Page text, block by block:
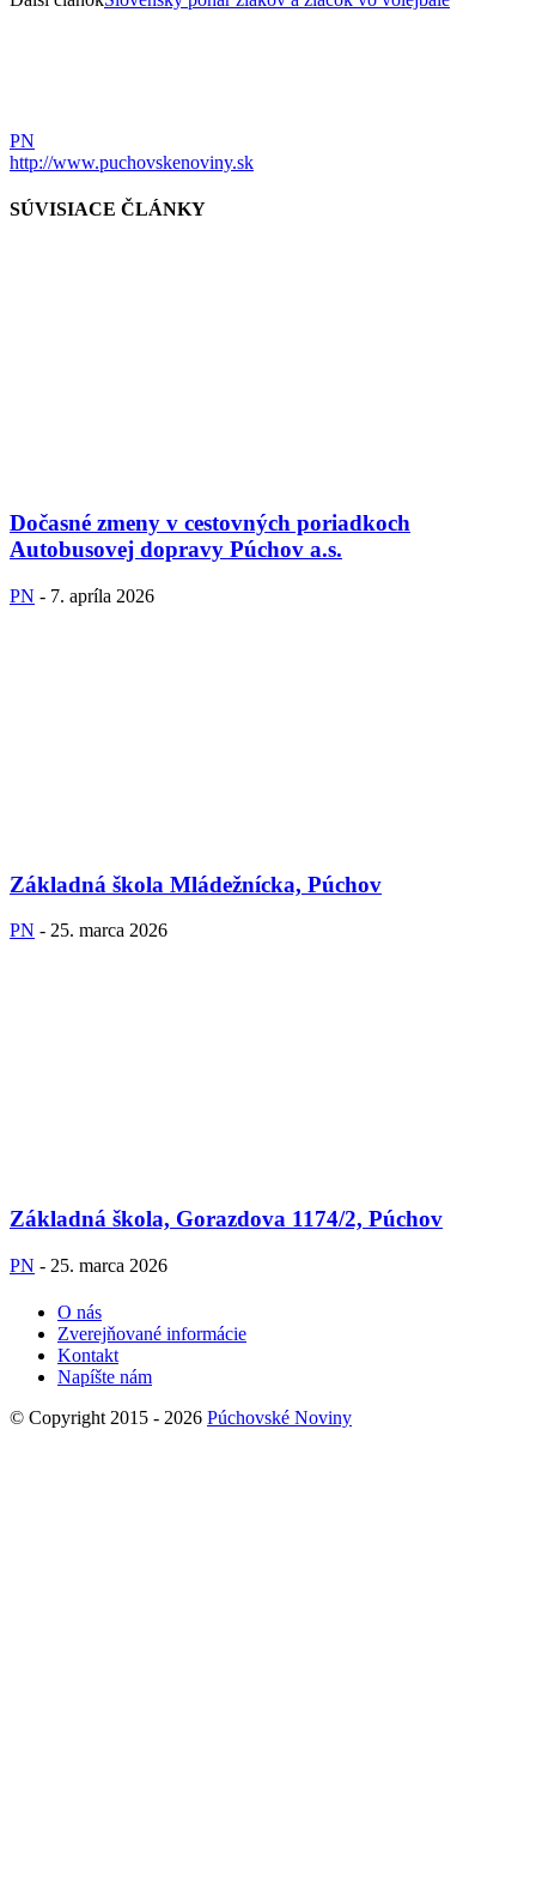
PN
http://www.puchovskenoviny.sk
SÚVISIACE ČLÁNKY
Dočasné zmeny v cestovných poriadkoch
Autobusovej dopravy Púchov a.s.
PN - 7. apríla 2026
Základná škola Mládežnícka, Púchov
PN - 25. marca 2026
Základná škola, Gorazdova 1174/2, Púchov
PN - 25. marca 2026
O nás
Zverejňované informácie
Kontakt
Napíšte nám
© Copyright 2015 - 2026 Púchovské Noviny